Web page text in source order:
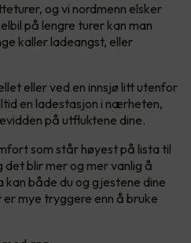
og vi nordmenn elsker
på lengre turer kan man
kaller ladeangst, eller
eller ved en innsjø litt utenfor
en ladestasjon i nærheten,
på utfluktene dine.
som står høyest på lista til
blir mer og mer vanlig å
kan både du og gjestene dine
mye tryggere enn å bruke